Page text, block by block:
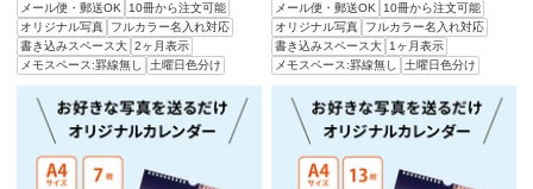
メール便・郵送OK
10冊から注文可能
オリジナル写真
フルカラー名入れ対応
書き込みスペース大 2ヶ月表示
メモスペース:罫線無し
土曜日色分け
メール便・郵送OK
10冊から注文可能
オリジナル写真
フルカラー名入れ対応
書き込みスペース大
1ヶ月表示
メモスペース:罫線無し
土曜日色分け